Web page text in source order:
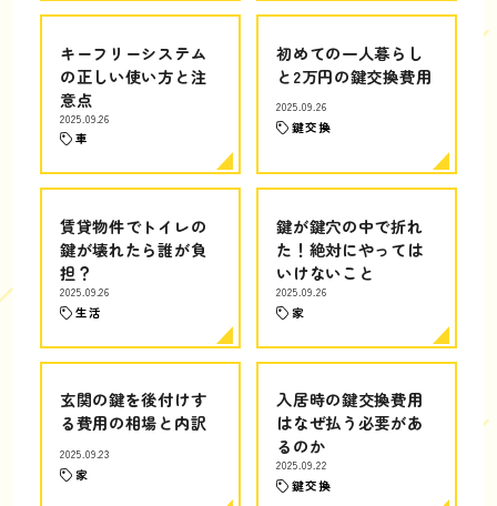
キーフリーシステム
の正しい使い方と注
意点
2025.09.26
車
初めての一人暮らし
と2万円の鍵交換費用
2025.09.26
鍵交換
賃貸物件でトイレの
鍵が壊れたら誰が負
担？
2025.09.26
生活
鍵が鍵穴の中で折れ
た！絶対にやっては
いけないこと
2025.09.26
家
玄関の鍵を後付けす
る費用の相場と内訳
2025.09.23
家
入居時の鍵交換費用
はなぜ払う必要があ
るのか
2025.09.22
鍵交換